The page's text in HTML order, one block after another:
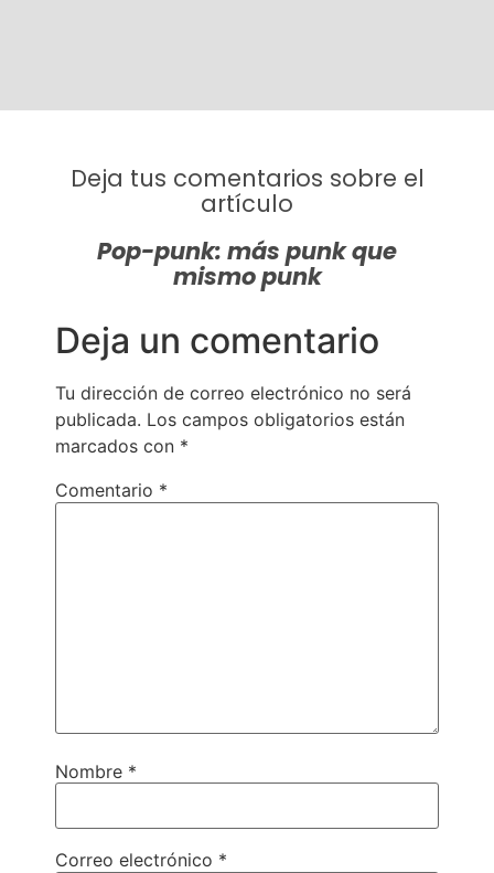
Deja tus comentarios sobre el
artículo
Pop-punk: más punk que
mismo punk
Deja un comentario
Tu dirección de correo electrónico no será
publicada. Los campos obligatorios están
marcados con *
Comentario *
Nombre *
Correo electrónico *